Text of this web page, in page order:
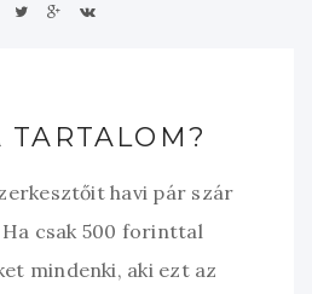
TARTALOM?
havi pár szár
csak 500 forinttal
mindenki, aki ezt az